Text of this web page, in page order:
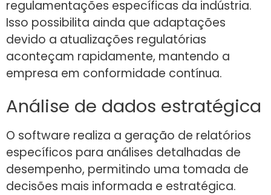
regulamentações específicas da indústria.
Isso possibilita ainda que adaptações
devido a atualizações regulatórias
aconteçam rapidamente, mantendo a
empresa em conformidade contínua.
Análise de dados estratégica
O software realiza a geração de relatórios
específicos para análises detalhadas de
desempenho, permitindo uma tomada de
decisões mais informada e estratégica.